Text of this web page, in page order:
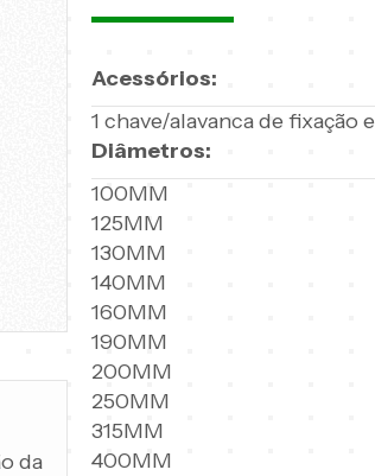
da
Acessórios:
1 chave/alavanca de fixação
Diâmetros:
100MM
125MM
130MM
140MM
160MM
190MM
200MM
250MM
315MM
400MM